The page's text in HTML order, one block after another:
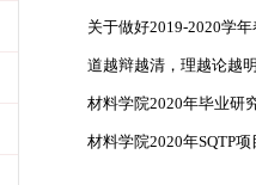
关于做好2019-2020学
道越辩越清，理越论越
材料学院2020年毕业研
材料学院2020年SQTP